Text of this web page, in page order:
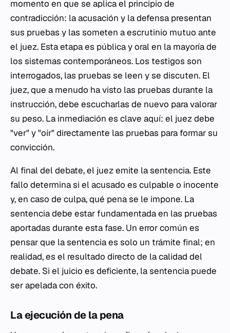
momento en que se aplica el principio de
contradicción: la acusación y la defensa presentan
sus pruebas y las someten a escrutinio mutuo ante
el juez. Esta etapa es pública y oral en la mayoría de
los sistemas contemporáneos. Los testigos son
interrogados, las pruebas se leen y se discuten. El
juez, que a menudo ha visto las pruebas durante la
instrucción, debe escucharlas de nuevo para valorar
su peso. La inmediación es clave aquí: el juez debe
"ver" y "oír" directamente las pruebas para formar su
convicción.
Al final del debate, el juez emite la sentencia. Este
fallo determina si el acusado es culpable o inocente
y, en caso de culpa, qué pena se le impone. La
sentencia debe estar fundamentada en las pruebas
aportadas durante esta fase. Un error común es
pensar que la sentencia es solo un trámite final; en
realidad, es el resultado directo de la calidad del
debate. Si el juicio es deficiente, la sentencia puede
ser apelada con éxito.
La ejecución de la pena